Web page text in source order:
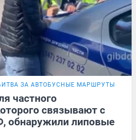
ЗА АВТОБУСНЫЕ МАРШРУТЫ
частного
связывают с
обнаружили липовые